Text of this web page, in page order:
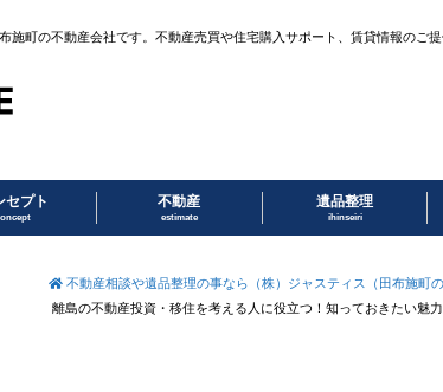
施町の不動産会社です。不動産売買や住宅購入サポート、賃貸情報のご
セプト 不動産
estimate
遺品整理
ihinseiri
不動産相談や遺品整理の事なら（株）ジャスティス（田布施町の
離島の不動産投資・移住を考える人に役立つ！知っておきたい魅